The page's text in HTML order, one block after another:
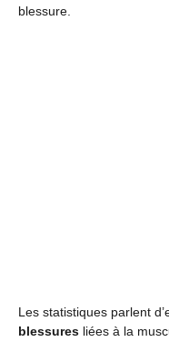
blessure.
Les statistiques parlent
blessures liées à la